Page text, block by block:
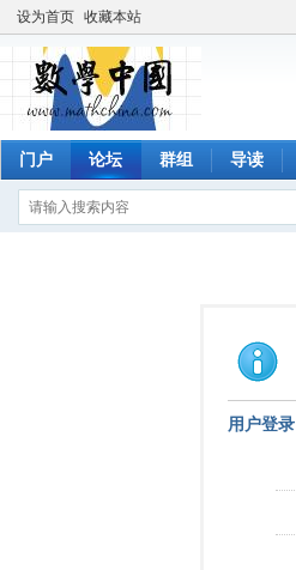
设为首页 收藏本站
门户 论坛 群组 导读
用户登录